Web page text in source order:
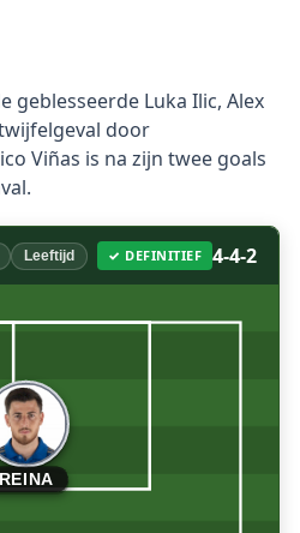
geblesseerde Luka Ilic, Alex
door
Viñas is na zijn twee goals
Leeftijd ✓ DEFINITIEF 4-4-2
REINA